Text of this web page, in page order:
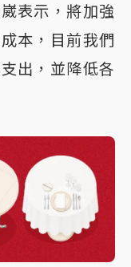
表示，將加強
本，目前我們
出，並降低各